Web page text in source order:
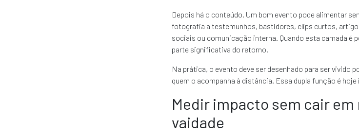
Depois há o conteúdo. Um bom evento pode alimentar
fotografia a testemunhos, bastidores, clips curtos,
sociais ou comunicação interna. Quando esta camada é
parte significativa do retorno.
Na prática, o evento deve ser desenhado para ser vivido
quem o acompanha à distância. Essa dupla função é hoje
Medir impacto sem cair
vaidade